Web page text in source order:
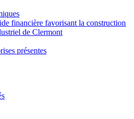
financière favorisant la construction
de Clermont
présentes